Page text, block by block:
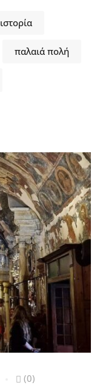
ιστορία
παλαιά πολή
(0)